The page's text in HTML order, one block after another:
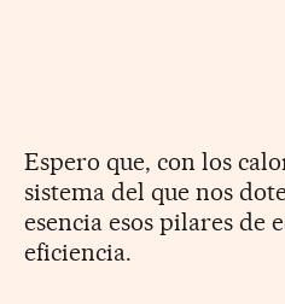
Espero que, con los
sistema del que nos
esencia esos pilares de
eficiencia.